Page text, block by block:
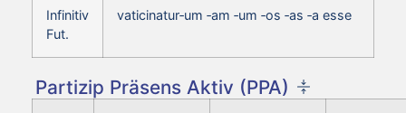
Infinitiv
Fut.
vaticinatur‑um ‑am ‑um ‑os ‑as ‑a esse
Partizip Präsens Aktiv (PPA)